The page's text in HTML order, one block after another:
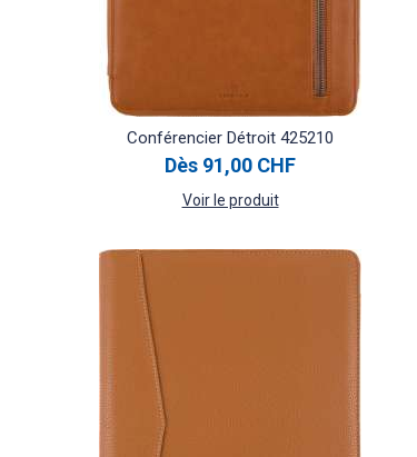
Conférencier Détroit 425210
Dès 91,00 CHF
Voir le produit